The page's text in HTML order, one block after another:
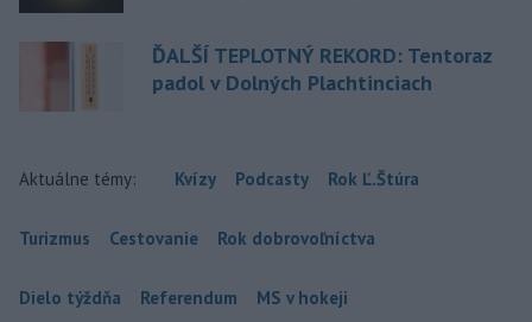
ĎALŠÍ TEPLOTNÝ REKORD: Tentoraz
padol v Dolných Plachtinciach
Aktuálne témy: Kvízy Podcasty Rok Ľ.Štúra
Turizmus Cestovanie Rok dobrovoľníctva
Dielo týždňa Referendum MS v hokeji